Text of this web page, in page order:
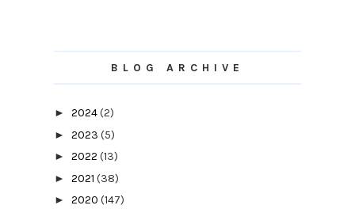
BLOG ARCHIVE
► 2024(2)
► 2023 (5)
► 2022 (13)
► 2021 (38)
► 2020 (147)